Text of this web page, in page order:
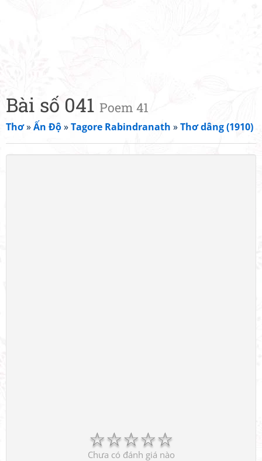
Bài số 041 Poem 41
Thơ»Ấn Độ»Tagore Rabindranath »Thơ dâng (1910)
☆
☆
☆
☆
☆
Chưa có đánh giá nào